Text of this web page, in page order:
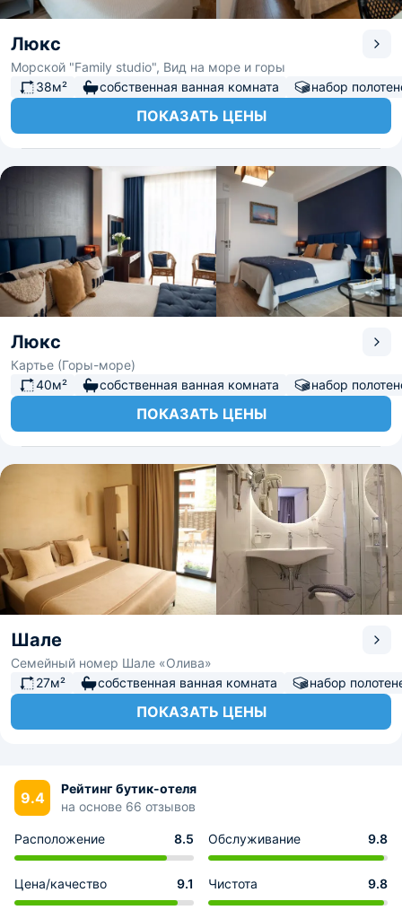
Люкс
Морской "Family studio", Вид на море и горы
38м²
собственная ванная комната набор
ПОКАЗАТЬ ЦЕНЫ
Люкс
Картье (Горы-море)
40м²
собственная ванная комната набор
ПОКАЗАТЬ ЦЕНЫ
Шале
Семейный номер Шале «Олива»
27м²
собственная ванная комната набор
ПОКАЗАТЬ ЦЕНЫ
9.4
Рейтинг бутик-отеля
на основе 66 отзывов
Расположение 8.5 Обслуживание 9.8
Цена/качество 9.1 Чистота 9.8